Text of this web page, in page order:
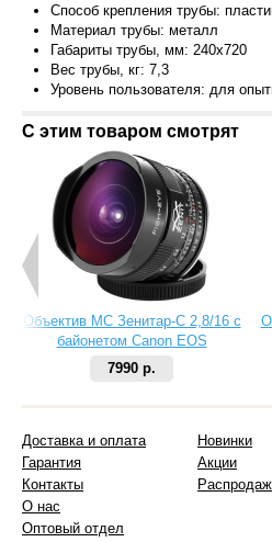
Способ крепления трубы:
Материал трубы: металл
Габариты трубы, мм: 240x720
Вес трубы, кг: 7,3
Уровень пользователя: для
С этим товаром смотрят
Объектив МС Зенитар-C 2,8/16 с
байонетом Canon EOS
7990 р.
Доставка и оплата
Гарантия
Контакты
О нас
Оптовый отдел
Новинки
Акции